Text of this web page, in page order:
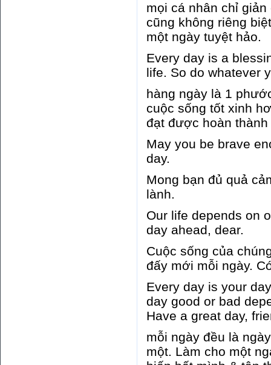
mọi cá nhân chỉ
cũng không riêng
một ngày tuyệt hảo.
Every day is a
life. So do whatever
hàng ngày là 1
cuộc sống tốt xinh
đạt được hoàn
May you be brave
day.
Mong bạn đủ quả
lành.
Our life depends on
day ahead, dear.
Cuộc sống của
đấy mới mỗi ngày.
Every day is your
day good or bad
Have a great day,
mỗi ngày đều là
một. Làm cho một